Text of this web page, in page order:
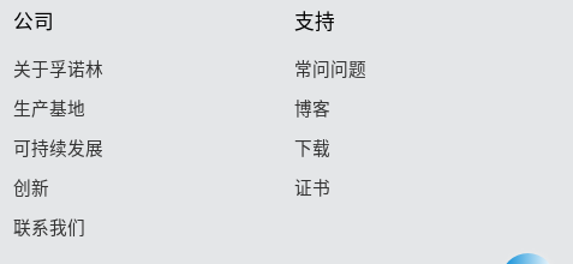
公司
关于孚诺林
生产基地
可持续发展
创新
联系我们
支持
常问问题
博客
下载
证书